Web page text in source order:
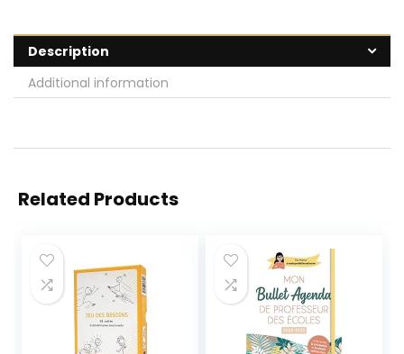
Description
Additional information
Related Products